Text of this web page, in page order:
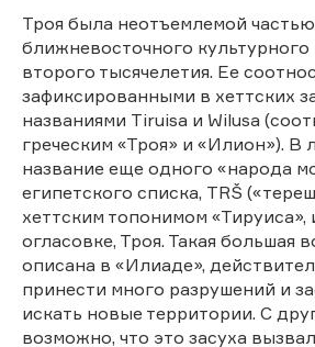
Троя была неотъемлемой частью
ближневосточного культурного
второго тысячелетия. Ее
зафиксированными в хеттских
названиями Tiruisa и Wilusa
греческим «Троя» и «Илион»). В
название еще одного «народа
египетского списка, TRŠ
хеттским топонимом «Тируиса»,
огласовке, Троя. Такая большая
описана в «Илиаде»,
принести много разрушений и
искать новые территории. С
возможно, что это засуха